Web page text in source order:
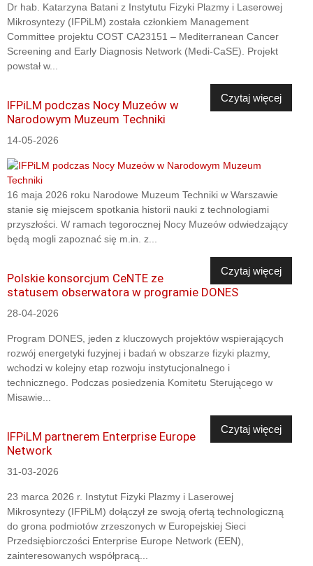
Dr hab. Katarzyna Batani z Instytutu Fizyki Plazmy i Laserowej
Mikrosyntezy (IFPiLM) została członkiem Management
Committee projektu COST CA23151 – Mediterranean Cancer
Screening and Early Diagnosis Network (Medi-CaSE). Projekt
powstał w...
Czytaj więcej
IFPiLM podczas Nocy Muzeów w
Narodowym Muzeum Techniki
14-05-2026
16 maja 2026 roku Narodowe Muzeum Techniki w Warszawie
stanie się miejscem spotkania historii nauki z technologiami
przyszłości. W ramach tegorocznej Nocy Muzeów odwiedzający
będą mogli zapoznać się m.in. z...
Czytaj więcej
Polskie konsorcjum CeNTE ze
statusem obserwatora w programie DONES
28-04-2026
Program DONES, jeden z kluczowych projektów wspierających
rozwój energetyki fuzyjnej i badań w obszarze fizyki plazmy,
wchodzi w kolejny etap rozwoju instytucjonalnego i
technicznego. Podczas posiedzenia Komitetu Sterującego w
Misawie...
Czytaj więcej
IFPiLM partnerem Enterprise Europe
Network
31-03-2026
23 marca 2026 r. Instytut Fizyki Plazmy i Laserowej
Mikrosyntezy (IFPiLM) dołączył ze swoją ofertą technologiczną
do grona podmiotów zrzeszonych w Europejskiej Sieci
Przedsiębiorczości Enterprise Europe Network (EEN),
zainteresowanych współpracą...